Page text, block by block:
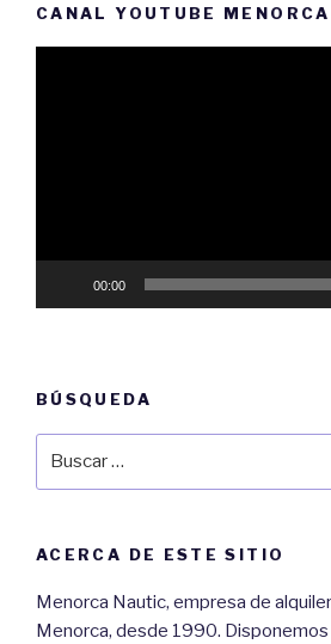
CANAL YOUTUBE
00:00
BÚSQUEDA
ACERCA DE ESTE SITIO
Menorca Nautic, empresa de
Menorca, desde 1990.